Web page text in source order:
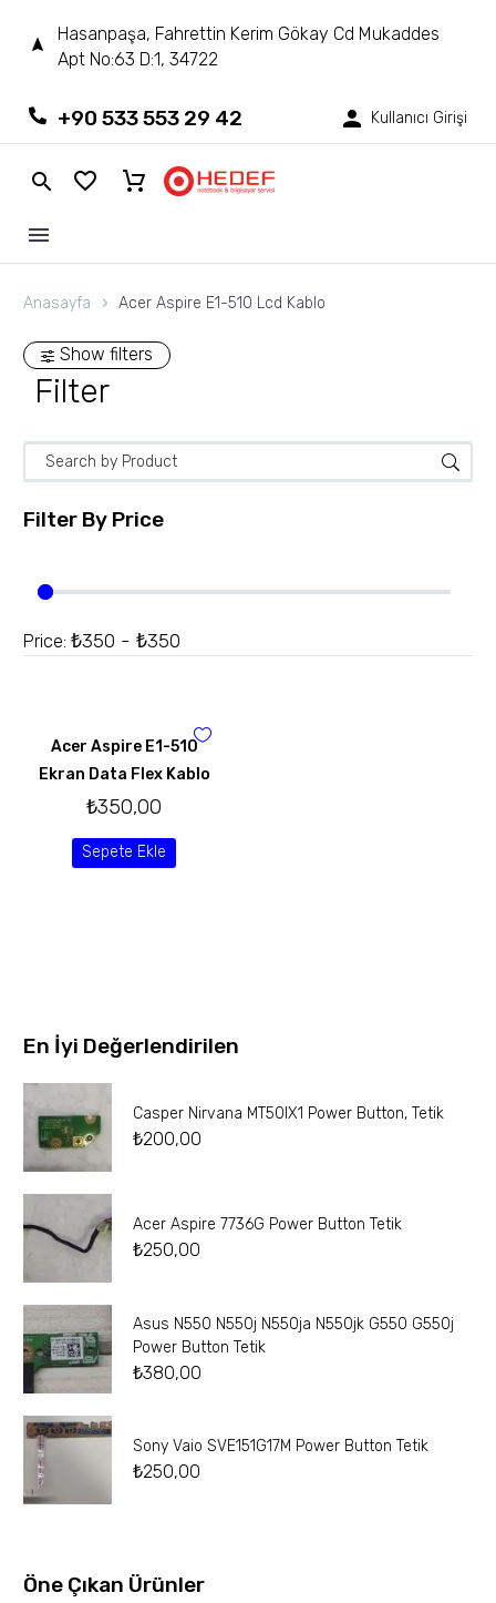
Hasanpaşa, Fahrettin Kerim Gökay Cd Mukaddes
Apt No:63 D:1, 34722
+90 533 553 29 42 Kullanıcı Girişi
Anasayfa Acer Aspire E1-510 Lcd Kablo
Show filters
Filter
Filter By Price
Price: ₺350 - ₺350
Acer Aspire E1-510
Ekran Data Flex Kablo
₺350,00
Sepete Ekle
En İyi Değerlendirilen
Casper Nirvana MT50IX1 Power Button, Tetik
₺200,00
Acer Aspire 7736G Power Button Tetik
₺250,00
Asus N550 N550j N550ja N550jk G550 G550j
Power Button Tetik
₺380,00
Sony Vaio SVE151G17M Power Button Tetik
₺250,00
Öne Çıkan Ürünler